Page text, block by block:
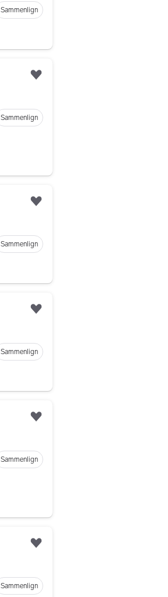
Sammenlign
Sammenlign
Sammenlign
Sammenlign
Sammenlign
Sammenlign